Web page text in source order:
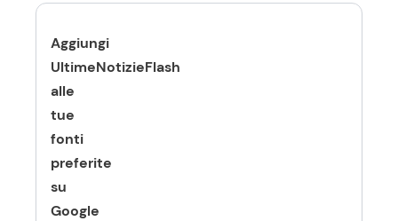
Aggiungi
UltimeNotizieFlash
alle
tue
fonti
preferite
su
Google